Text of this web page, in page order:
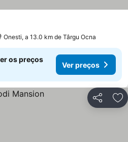
Onesti, a 13.0 km de Târgu Ocna
os preços
Ver preços
Partilhar